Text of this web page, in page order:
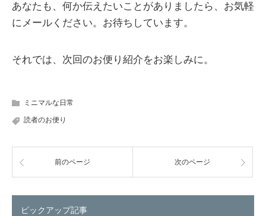
あなたも、何か伝えたいことがありましたら、お気軽
にメールください。お待ちしています。
それでは、次回のお便り紹介をお楽しみに。
ミニマルな日常
読者のお便り
前のページ 次のページ
ピックアップ記事